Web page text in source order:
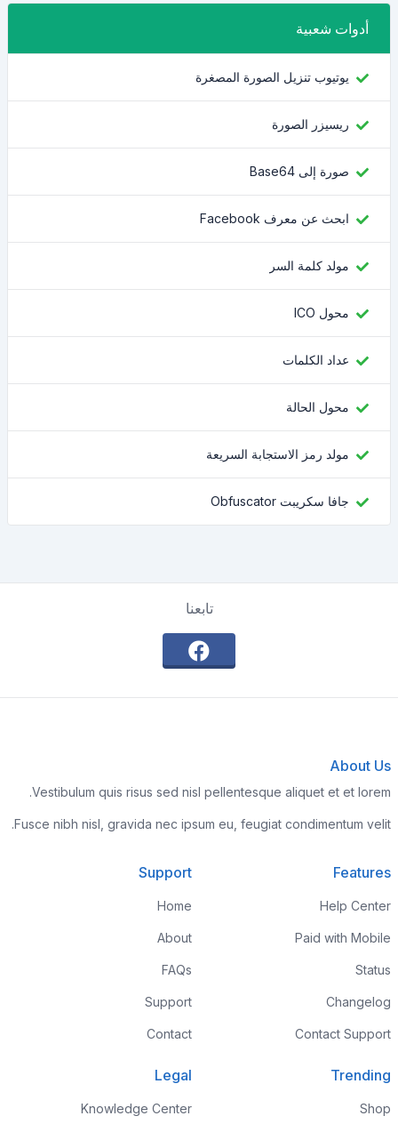
أدوات شعبية
يوتيوب تنزيل الصورة المصغرة
ريسيزر الصورة
صورة إلى Base64
ابحث عن معرف Facebook
مولد كلمة السر
محول ICO
عداد الكلمات
محول الحالة
مولد رمز الاستجابة السريعة
جافا سكريبت Obfuscator
تابعنا
About Us
Vestibulum quis risus sed nisl pellentesque aliquet et et lorem.
Fusce nibh nisl, gravida nec ipsum eu, feugiat condimentum velit.
Features
Help Center
Paid with Mobile
Status
Changelog
Contact Support
Support
Home
About
FAQs
Support
Contact
Trending
Shop
Legal
Knowledge Center